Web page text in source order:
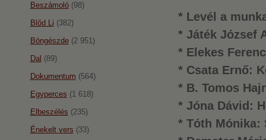
* Levél a
* Játék József
* Elekes
* Csata Ernő:
* B. Tomos
* Jóna Dávid:
* Tóth Mónika:
Beszámoló(98)
Blőd Li (382)
Böngészde(2 951)
Dal (89)
Dokumentum (564)
Egyperces (1 618)
Elbeszélés (235)
Énekelt vers (33)